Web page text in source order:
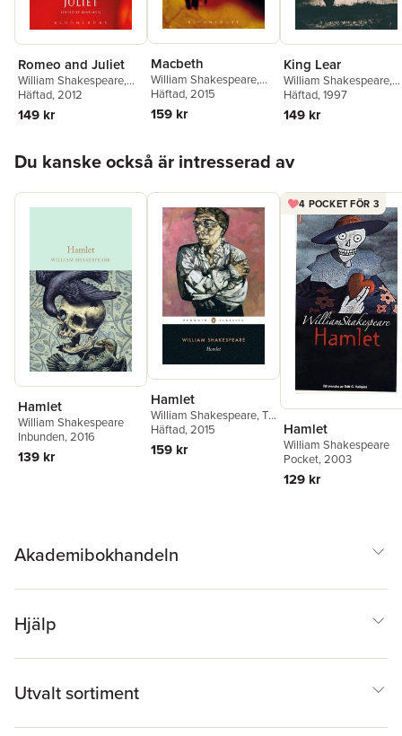
Romeo and Juliet
William Shakespeare,
René Weis
Häftad, 2012
149 kr
Macbeth
William Shakespeare,
Pamela Mason
Clark
Häftad, 2015
159 kr
King Lear
William Shakespeare,
R.A. Foakes
Häftad, 1997
149 kr
Du kanske också är intresserad av
Hamlet
William Shakespeare
Inbunden, 2016
139 kr
Hamlet
William Shakespeare,T.
J. B. Spencer
Sinfield
Häftad, 2015
159 kr
4 POCKET FÖR 3
Hamlet
William Shakespeare
Pocket, 2003
129 kr
Akademibokhandeln
Hjälp
Utvalt sortiment